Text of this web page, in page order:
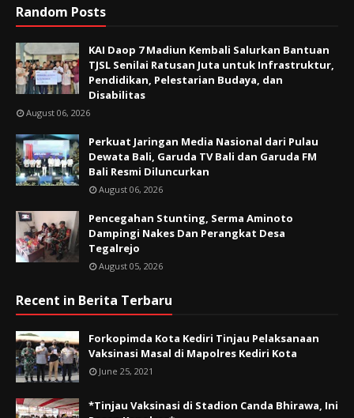
Random Posts
KAI Daop 7 Madiun Kembali Salurkan Bantuan
TJSL Senilai Ratusan Juta untuk Infrastruktur,
Pendidikan, Pelestarian Budaya, dan
Disabilitas
August 06, 2026
Perkuat Jaringan Media Nasional dari Pulau
Dewata Bali, Garuda TV Bali dan Garuda FM
Bali Resmi Diluncurkan
August 06, 2026
Pencegahan Stunting, Serma Aminoto
Dampingi Nakes Dan Perangkat Desa
Tegalrejo
August 05, 2026
Recent in Berita Terbaru
Forkopimda Kota Kediri Tinjau Pelaksanaan
Vaksinasi Masal di Mapolres Kediri Kota
June 25, 2021
*Tinjau Vaksinasi di Stadion Canda Bhirawa, Ini